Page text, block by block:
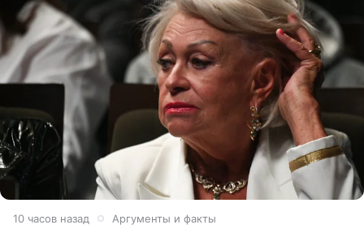
10 часов назад Аргументы и факты